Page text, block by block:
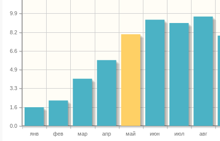
янв фев мар апр май июн июл авг
0.0
1.6
3.3
4.9
6.6
8.2
9.9